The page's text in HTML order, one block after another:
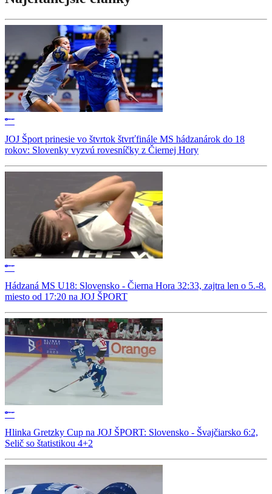
JOJ Šport prinesie vo štvrtok štvrťfinále MS hádzanárok do 18
rokov: Slovenky vyzvú rovesníčky z Čiernej Hory
Hádzaná MS U18: Slovensko - Čierna Hora 32:33, zajtra len o 5.-8.
miesto od 17:20 na JOJ ŠPORT
Hlinka Gretzky Cup na JOJ ŠPORT: Slovensko - Švajčiarsko 6:2,
Selič so štatistikou 4+2